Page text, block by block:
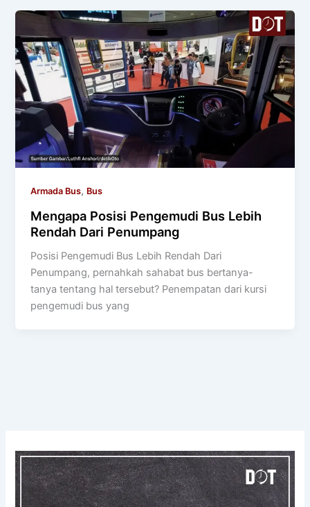
Armada Bus, Bus
Mengapa Posisi Pengemudi Bus Lebih
Rendah Dari Penumpang
Posisi Pengemudi Bus Lebih Rendah Dari
Penumpang, pernahkah sahabat bus bertanya-
tanya tentang hal tersebut? Penempatan dari kursi
pengemudi bus yang